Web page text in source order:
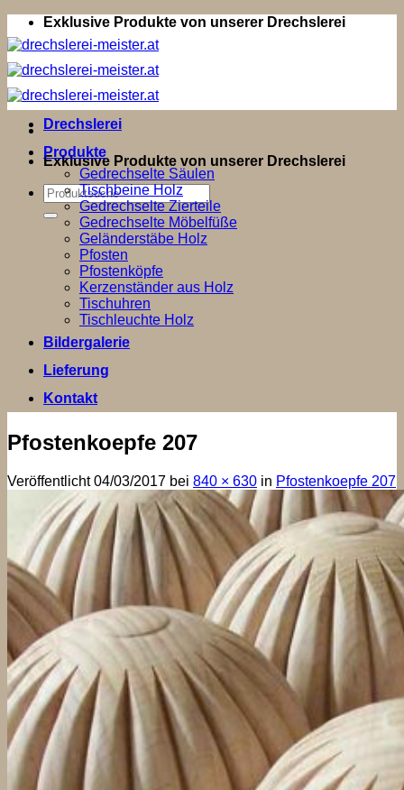
Zum
Inhalt
springen
Exklusive Produkte von unserer Drechslerei
Exklusive Produkte von unserer Drechslerei
Suchen
nach:
Drechslerei
Produkte
Gedrechselte Säulen
Tischbeine Holz
Gedrechselte Zierteile
Gedrechselte Möbelfüße
Geländerstäbe Holz
Pfosten
Pfostenköpfe
Kerzenständer aus Holz
Tischuhren
Tischleuchte Holz
Bildergalerie
Lieferung
Kontakt
Pfostenkoepfe 207
Veröffentlicht04/03/2017 bei 840 × 630 in Pfostenkoepfe 207